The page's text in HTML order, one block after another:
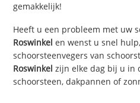
gemakkelijk!
Heeft u een probleem met uw
Roswinkel en wenst u snel
schoorsteenvegers van
Roswinkel zijn elke dag bij u in
schoorsteen, dakpannen of